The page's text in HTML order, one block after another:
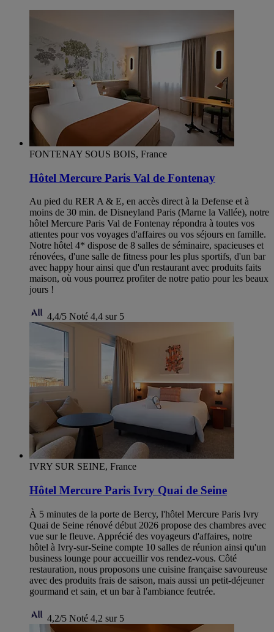
FONTENAY SOUS BOIS, France
Hôtel Mercure Paris Val de Fontenay
Au pied du RER A & E, en accès direct à la Defense et à
moins de 30 min. de Disneyland Paris (Marne la Vallée), notre
hôtel Mercure Paris Val de Fontenay répondra à toutes vos
attentes pour vos voyages d'affaires ou vos séjours en famille.
Notre hôtel 4* dispose de 8 salles de séminaire, spacieuses et
rénovées, d'une salle de fitness pour les plus sportifs, d'un bar
avec happy hour ainsi que d'un restaurant avec produits faits
maison, où vous pourrez profiter de notre patio pour les beaux
jours !
4,4/5 Noté 4,4 sur 5
IVRY SUR SEINE, France
Hôtel Mercure Paris Ivry Quai de Seine
À 5 minutes de la porte de Bercy, l'hôtel Mercure Paris Ivry
Quai de Seine rénové début 2026 propose des chambres avec
vue sur le fleuve. Apprécié des voyageurs d'affaires, notre
hôtel à Ivry-sur-Seine compte 10 salles de réunion ainsi qu'un
business lounge pour accueillir vos rendez-vous. Côté
restauration, nous proposons une cuisine française savoureuse
avec des produits frais de saison, mais aussi un petit-déjeuner
gourmand et sain, et un bar à l'ambiance feutrée.
4,2/5 Noté 4,2 sur 5